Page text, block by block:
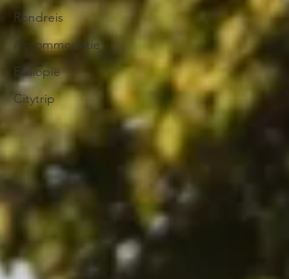
Rondreis
Accommodatie
Ethiopië
Citytrip